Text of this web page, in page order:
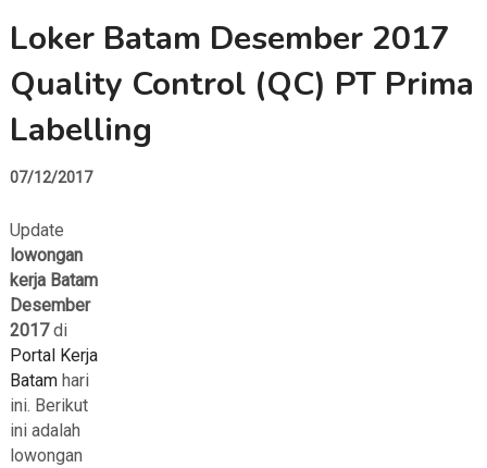
Loker Batam Desember 2017
Quality Control (QC) PT Prima
Labelling
07/12/2017
Update
lowongan
kerja Batam
Desember
2017di
Portal Kerja
Batamhari
ini. Berikut
ini adalah
lowongan